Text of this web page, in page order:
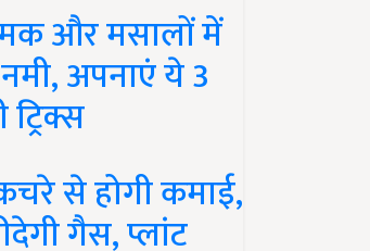
और मसालों में
अपनाएं ये 3
से होगी कमाई,
गैस, प्लांट